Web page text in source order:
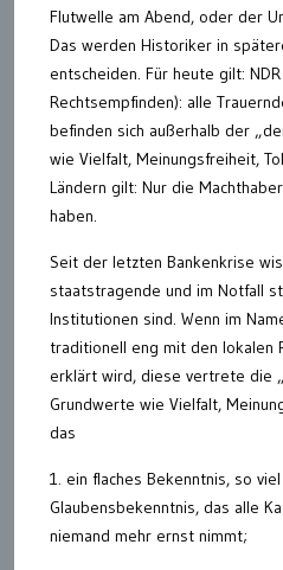
Flutwelle am Abend, oder der
Das werden Historiker in
entscheiden. Für heute gilt:
Rechtsempfinden): alle
befinden sich außerhalb der
wie Vielfalt, Meinungsfreiheit,
Ländern gilt: Nur die
haben.
Seit der letzten Bankenkrise
staatstragende und im Notfall
Institutionen sind. Wenn im
traditionell eng mit den lokalen
erklärt wird, diese vertrete die
Grundwerte wie Vielfalt,
das
1. ein flaches Bekenntnis, so
Glaubensbekenntnis, das alle
niemand mehr ernst nimmt;